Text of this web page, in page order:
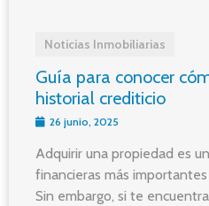
Noticias Inmobiliarias
Guía para conocer
historial crediticio
26 junio, 2025
Adquirir una propiedad es
financieras más
Sin embargo, si te